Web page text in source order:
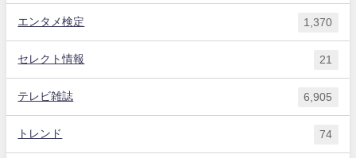
エンタメ検定 1,370
セレクト情報 21
テレビ雑誌 6,905
トレンド 74